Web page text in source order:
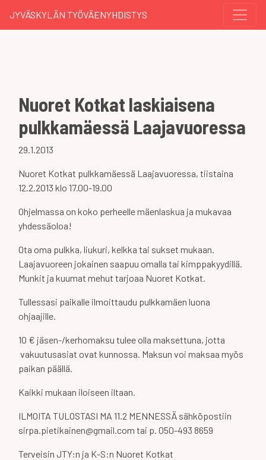
JYVÄSKYLÄN TYÖVÄENYHDISTYS
Nuoret Kotkat laskiaisena
pulkkamäessä Laajavuoressa
29.1.2013
Nuoret Kotkat pulkkamäessä Laajavuoressa, tiistaina
12.2.2013 klo 17.00-19.00
Ohjelmassa on koko perheelle mäenlaskua ja mukavaa
yhdessäoloa!
Ota oma pulkka, liukuri, kelkka tai sukset mukaan.
Laajavuoreen jokainen saapuu omalla tai kimppakyydillä.
Munkit ja kuumat mehut tarjoaa Nuoret Kotkat.
Tullessasi paikalle ilmoittaudu pulkkamäen luona
ohjaajille.
10 € jäsen-/kerhomaksu tulee olla maksettuna, jotta
vakuutusasiat ovat kunnossa. Maksun voi maksaa myös
paikan päällä.
Kaikki mukaan iloiseen iltaan.
ILMOITA TULOSTASI MA 11.2 MENNESSÄ sähköpostiin
sirpa.pietikainen@gmail.com tai p. 050-493 8659
Terveisin JTY:n ja K-S:n Nuoret Kotkat